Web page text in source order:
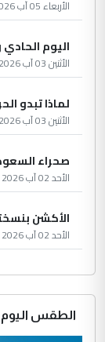
الأربعاء 05 آب 2026
اليوم الحادي
الأثنين 03 آب 2026
لماذا تبدو
الأثنين 03 آب 2026
صحراء
الأحد 02 آب 2026
الأكشن
الأحد 02 آب 2026
الطقس اليوم